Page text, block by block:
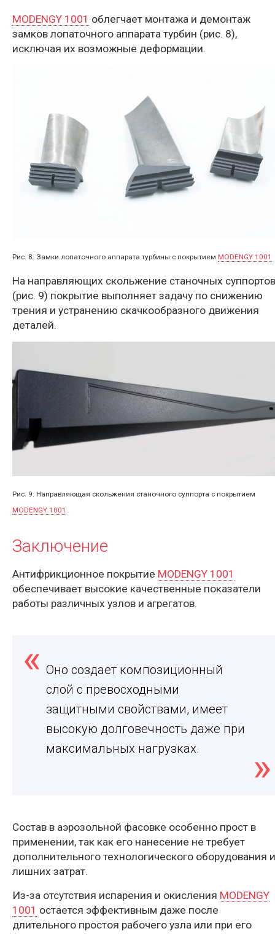
MODENGY 1001 облегчает монтажа и демонтаж
замков лопаточного аппарата турбин (рис. 8),
исключая их возможные деформации.
Рис. 8. Замки лопаточного аппарата турбины с покрытием MODENGY 1001
На направляющих скольжение станочных суппортов
(рис. 9) покрытие выполняет задачу по снижению
трения и устранению скачкообразного движения
деталей.
Рис. 9. Направляющая скольжения станочного суппорта с покрытием
MODENGY 1001
Заключение
Антифрикционное покрытие MODENGY 1001
обеспечивает высокие качественные показатели
работы различных узлов и агрегатов.
Оно создает композиционный
слой с превосходными
защитными свойствами, имеет
высокую долговечность даже при
максимальных нагрузках.
Состав в аэрозольной фасовке особенно прост в
применении, так как его нанесение не требует
дополнительного технологического оборудования и
лишних затрат.
Из-за отсутствия испарения и окисления MODENGY
1001 остается эффективным даже после
длительного простоя рабочего узла или при его